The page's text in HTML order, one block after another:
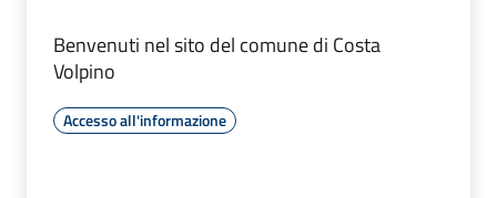
Benvenuti nel sito del comune di Costa
Volpino
Accesso all'informazione